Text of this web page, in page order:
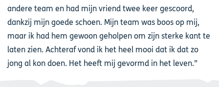
andere team en had mijn vriend twee keer gescoord,
dankzij mijn goede schoen. Mijn team was boos op mij,
maar ik had hem gewoon geholpen om zijn sterke kant te
laten zien. Achteraf vond ik het heel mooi dat ik dat zo
jong al kon doen. Het heeft mij gevormd in het leven.”